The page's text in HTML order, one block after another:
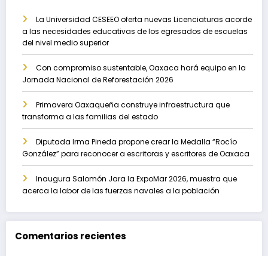
La Universidad CESEEO oferta nuevas Licenciaturas acorde
a las necesidades educativas de los egresados de escuelas
del nivel medio superior
Con compromiso sustentable, Oaxaca hará equipo en la
Jornada Nacional de Reforestación 2026
Primavera Oaxaqueña construye infraestructura que
transforma a las familias del estado
Diputada Irma Pineda propone crear la Medalla “Rocío
González” para reconocer a escritoras y escritores de Oaxaca
Inaugura Salomón Jara la ExpoMar 2026, muestra que
acerca la labor de las fuerzas navales a la población
Comentarios recientes